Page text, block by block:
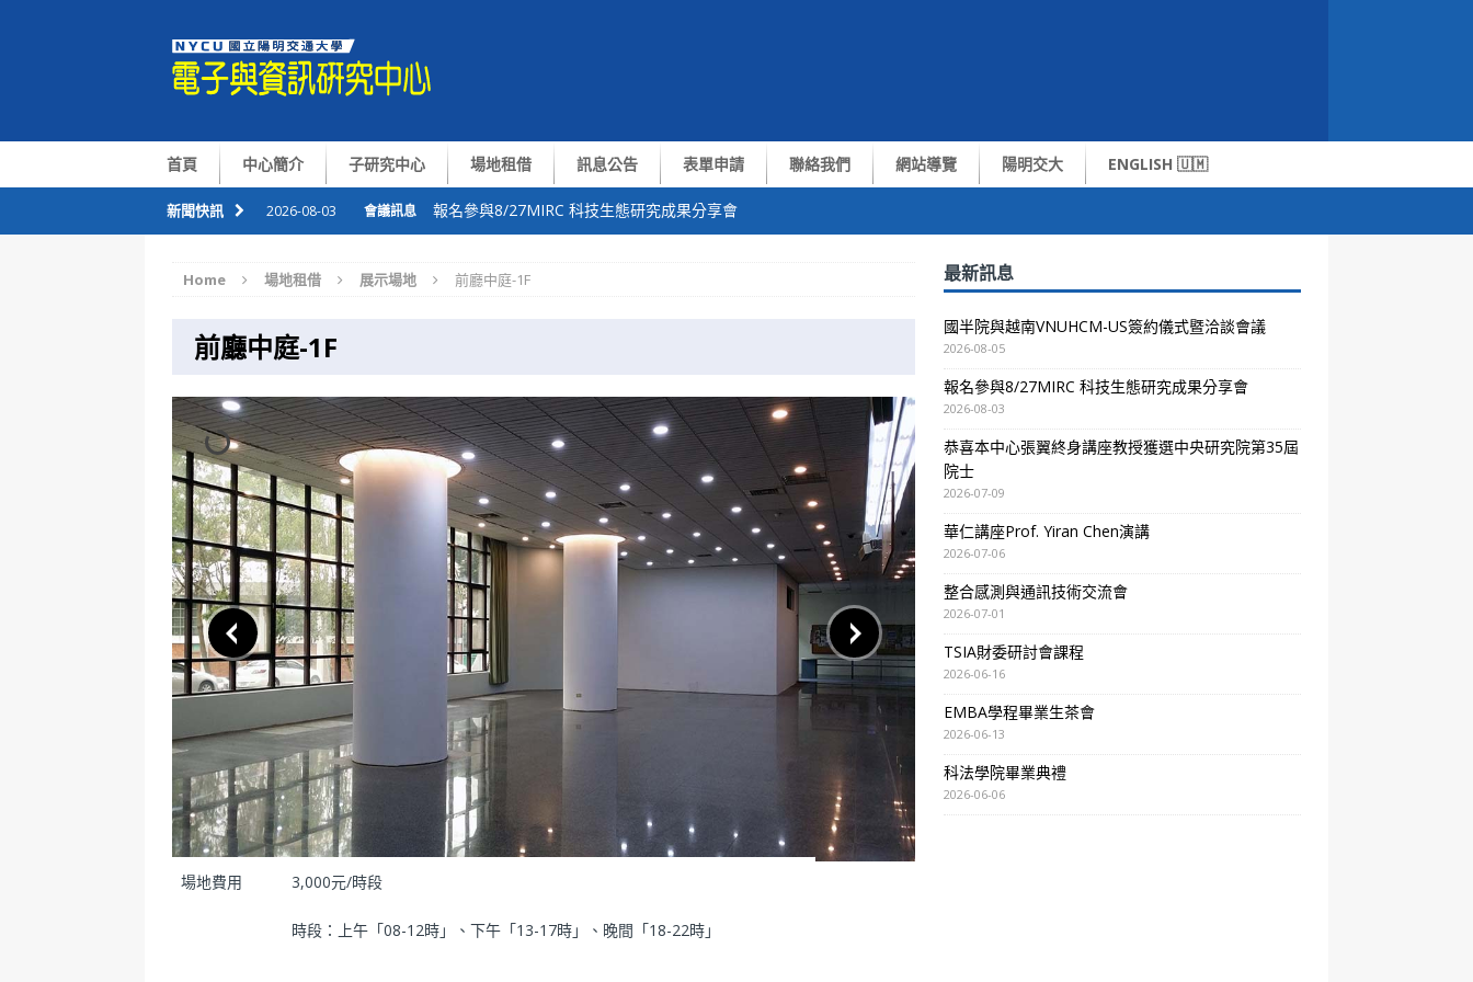
首頁 中心簡介 子研究中心 場地租借 訊息公告 表單申請 聯絡我們 網站導覽 陽明交大 ENGLISH 🇺🇲
新聞快訊 2026-08-03 會議訊息 報名參與8/27MIRC 科技生態研究成果分享會
2026-07-09 會議訊息 恭喜本中心張翼終身講座教授獲選中央研究院第35屆院士
2026-07-06 會議訊息 華仁講座Prof. Yiran Chen演講
2026-07-01
Home 場地租借 展示場地 前廳中庭-1F
前廳中庭-1F
場地費用 3,000元/時段
時段：上午「08-12時」、下午「13-17時」、晚間「18-22時」
最新訊息
國半院與越南VNUHCM-US簽約儀式暨洽談會議
2026-08-05
報名參與8/27MIRC 科技生態研究成果分享會
2026-08-03
恭喜本中心張翼終身講座教授獲選中央研究院第35屆
院士
2026-07-09
華仁講座Prof. Yiran Chen演講
2026-07-06
整合感測與通訊技術交流會
2026-07-01
TSIA財委研討會課程
2026-06-16
EMBA學程畢業生茶會
2026-06-13
科法學院畢業典禮
2026-06-06